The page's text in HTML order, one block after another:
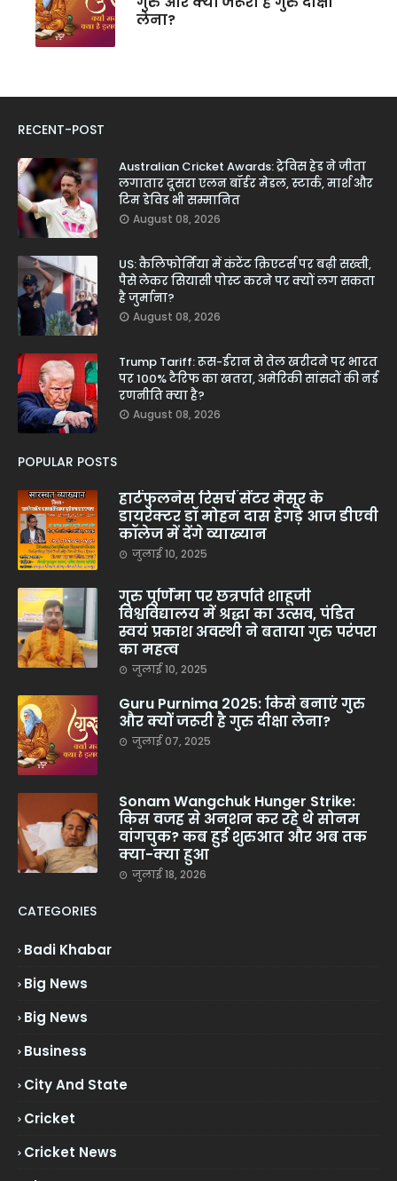
लेना?
RECENT-POST
Australian Cricket Awards: ट्रेविस हेड ने जीता
लगातार दूसरा एलन बॉर्डर मेडल, स्टार्क, मार्श और
टिम डेविड भी सम्मानित
August 08, 2026
US: कैलिफोर्निया में कंटेंट क्रिएटर्स पर बढ़ी सख्ती,
पैसे लेकर सियासी पोस्ट करने पर क्यों लग सकता
है जुर्माना?
August 08, 2026
Trump Tariff: रूस-ईरान से तेल खरीदने पर भारत
पर 100% टैरिफ का खतरा, अमेरिकी सांसदों की नई
रणनीति क्या है?
August 08, 2026
POPULAR POSTS
हार्टफुलनेस रिसर्च सेंटर मैसूर के
डायरेक्टर डॉ मोहन दास हेगड़े आज डीएवी
कॉलेज में देंगे व्याख्यान
जुलाई 10, 2025
गुरु पूर्णिमा पर छत्रपति शाहूजी
विश्वविद्यालय में श्रद्धा का उत्सव, पंडित
स्वयं प्रकाश अवस्थी ने बताया गुरु परंपरा
का महत्व
जुलाई 10, 2025
Guru Purnima 2025: किसे बनाएं गुरु
और क्यों जरूरी है गुरु दीक्षा लेना?
जुलाई 07, 2025
Sonam Wangchuk Hunger Strike:
किस वजह से अनशन कर रहे थे सोनम
वांगचुक? कब हुई शुरुआत और अब तक
क्या-क्या हुआ
जुलाई 18, 2026
CATEGORIES
Badi Khabar
Big News
Big News
Business
City And State
Cricket
Cricket News